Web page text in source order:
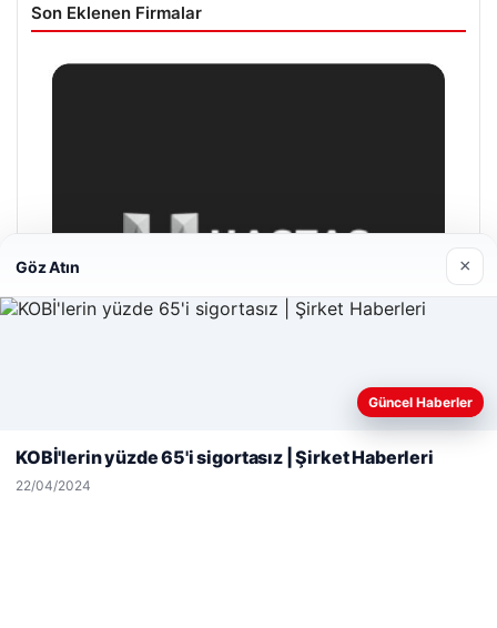
Son Eklenen Firmalar
Enes Kaplan Avukatlık Bürosu
Web sitemizi nasıl kullandığınızı daha iyi anlayabilmek,
deneyiminizi kişiselleştirmek ve geliştirmek amacıyla çerezler
kullanıyoruz.
Göz Atın ×
Güncel Haberler
KOBİ'lerin yüzde 65'i sigortasız | Şirket Haberleri
22/04/2024